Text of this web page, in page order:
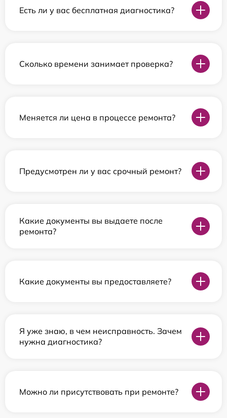
Есть ли у вас бесплатная диагностика?
Сколько времени занимает проверка?
Меняется ли цена в процессе ремонта?
Предусмотрен ли у вас срочный ремонт?
Какие документы вы выдаете после
ремонта?
Какие документы вы предоставляете?
Я уже знаю, в чем неисправность. Зачем
нужна диагностика?
Можно ли присутствовать при ремонте?